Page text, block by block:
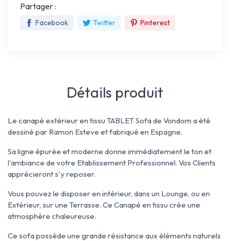
Partager :
Facebook Twitter Pinterest
Détails produit
Le canapé extérieur en tissu TABLET Sofa de Vondom a été
dessiné par Ramon Esteve et fabriqué en Espagne.
Sa ligne épurée et moderne donne immédiatement le ton et
l'ambiance de votre Etablissement Professionnel. Vos Clients
apprécieront s'y reposer.
Vous pouvez le disposer en intérieur, dans un Lounge, ou en
Extérieur, sur une Terrasse. Ce Canapé en tissu crée une
atmosphère chaleureuse.
Ce sofa possède une grande résistance aux éléments naturels